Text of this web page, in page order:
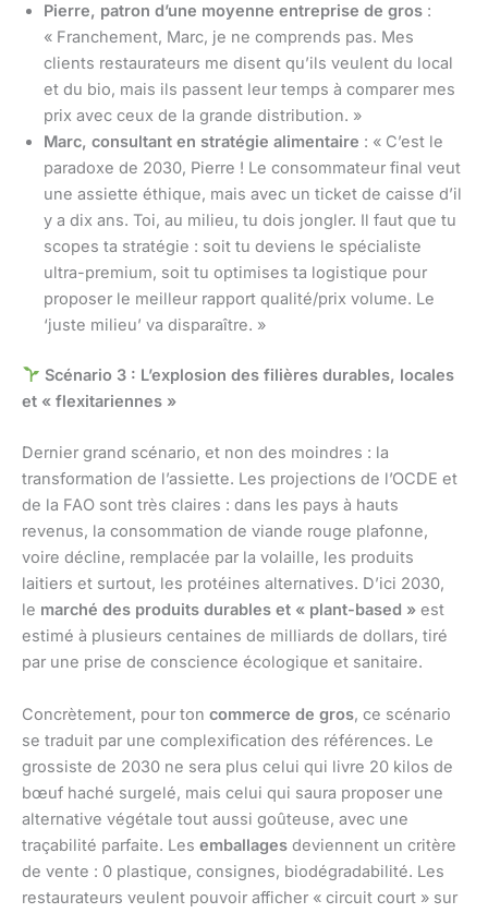
Pierre, patron d’une moyenne entreprise de gros :
« Franchement, Marc, je ne comprends pas. Mes
clients restaurateurs me disent qu’ils veulent du local
et du bio, mais ils passent leur temps à comparer mes
prix avec ceux de la grande distribution. »
Marc, consultant en stratégie alimentaire : « C’est le
paradoxe de 2030, Pierre ! Le consommateur final veut
une assiette éthique, mais avec un ticket de caisse d’il
y a dix ans. Toi, au milieu, tu dois jongler. Il faut que tu
scopes ta stratégie : soit tu deviens le spécialiste
ultra-premium, soit tu optimises ta logistique pour
proposer le meilleur rapport qualité/prix volume. Le
‘juste milieu’ va disparaître. »
Scénario 3 : L’explosion des filières durables, locales
et « flexitariennes »
Dernier grand scénario, et non des moindres : la
transformation de l’assiette. Les projections de l’OCDE et
de la FAO sont très claires : dans les pays à hauts
revenus, la consommation de viande rouge plafonne,
voire décline, remplacée par la volaille, les produits
laitiers et surtout, les protéines alternatives. D’ici 2030,
le marché des produits durables et « plant-based » est
estimé à plusieurs centaines de milliards de dollars, tiré
par une prise de conscience écologique et sanitaire.
Concrètement, pour ton commerce de gros, ce scénario
se traduit par une complexification des références. Le
grossiste de 2030 ne sera plus celui qui livre 20 kilos de
bœuf haché surgelé, mais celui qui saura proposer une
alternative végétale tout aussi goûteuse, avec une
traçabilité parfaite. Les emballages deviennent un critère
de vente : 0 plastique, consignes, biodégradabilité. Les
restaurateurs veulent pouvoir afficher « circuit court » sur